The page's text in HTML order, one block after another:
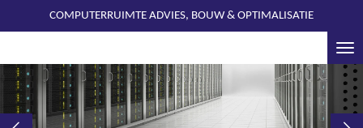
direct
de
hoofdinhoud
COMPUTERRUIMTE ADVIES, BOUW & OPTIMALISATIE